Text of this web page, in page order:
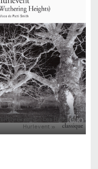
Emily Brontë « Les Hauts de
Hurlevent »